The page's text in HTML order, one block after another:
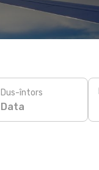
Dus-întors
Data